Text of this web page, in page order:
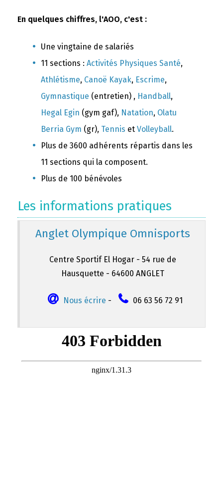
En quelques chiffres, l'AOO, c'est :
Une vingtaine de salariés
11 sections : Activités Physiques Santé,
Athlétisme, Canoë Kayak, Escrime,
Gymnastique (entretien) , Handball,
Hegal Egin (gym gaf), Natation, Olatu
Berria Gym (gr), Tennis et Volleyball.
Plus de 3600 adhérents répartis dans les
11 sections qui la composent.
Plus de 100 bénévoles
Les informations pratiques
Anglet Olympique Omnisports
Centre Sportif El Hogar - 54 rue de
Hausquette - 64600 ANGLET
Nous écrire - 06 63 56 72 91